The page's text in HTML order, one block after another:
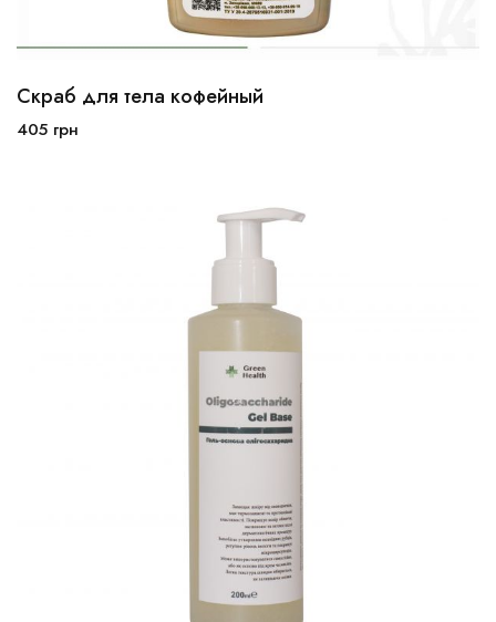
Скраб для тела кофейный
405 грн